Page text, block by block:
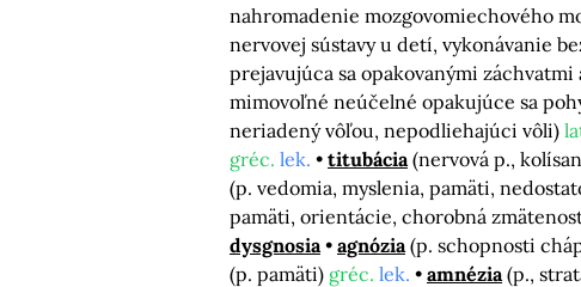
nahromadenie mozgovomiechového
nervovej sústavy u detí, vykonávanie
prejavujúca sa opakovanými
mimovoľné neúčelné opakujúce sa
neriadený vôľou, nepodliehajúci vôli)
gréc. lek. titubácia (nervová p.,
(p. vedomia, myslenia, pamäti,
pamäti, orientácie, chorobná
dysgnosia
agnózia (p. schopnosti
(p. pamäti) gréc. lek. amnézia (p.,